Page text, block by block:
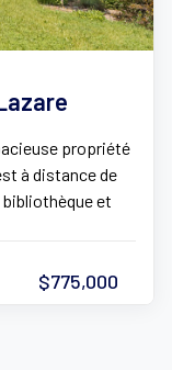
propriété
à distance de
et
$775,000